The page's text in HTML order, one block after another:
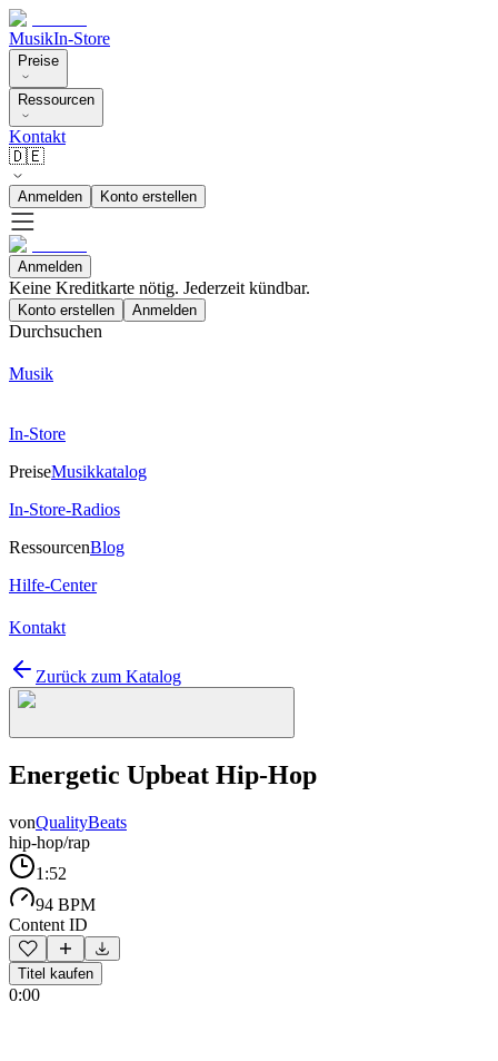
MusikIn-Store
Preise
Ressourcen
Kontakt
🇩🇪
Anmelden Konto erstellen
Anmelden
Keine Kreditkarte nötig. Jederzeit kündbar.
Konto erstellen Anmelden
Durchsuchen
Musik
In-Store
PreiseMusikkatalog
In-Store-Radios
RessourcenBlog
Hilfe-Center
Kontakt
Zurück zum Katalog
Energetic Upbeat Hip-Hop
vonQualityBeats
hip-hop/rap
1:52
94 BPM
Content ID
Titel kaufen
0:00